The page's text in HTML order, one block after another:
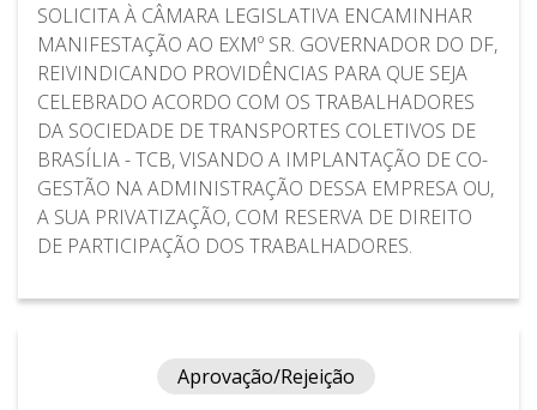
SOLICITA À CÂMARA LEGISLATIVA ENCAMINHAR
MANIFESTAÇÃO AO EXMº SR. GOVERNADOR DO DF,
REIVINDICANDO PROVIDÊNCIAS PARA QUE SEJA
CELEBRADO ACORDO COM OS TRABALHADORES
DA SOCIEDADE DE TRANSPORTES COLETIVOS DE
BRASÍLIA - TCB, VISANDO A IMPLANTAÇÃO DE CO-
GESTÃO NA ADMINISTRAÇÃO DESSA EMPRESA OU,
A SUA PRIVATIZAÇÃO, COM RESERVA DE DIREITO
DE PARTICIPAÇÃO DOS TRABALHADORES.
Aprovação/Rejeição